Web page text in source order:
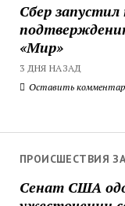
Сбер
«Мир»
3 ДНЯ НАЗАД
Оставить
ПРОИСШЕСТВИЯ
Сенат США